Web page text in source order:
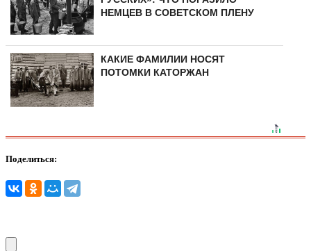
НЕМЦЕВ В СОВЕТСКОМ ПЛЕНУ
КАКИЕ ФАМИЛИИ НОСЯТ
ПОТОМКИ КАТОРЖАН
Поделиться: